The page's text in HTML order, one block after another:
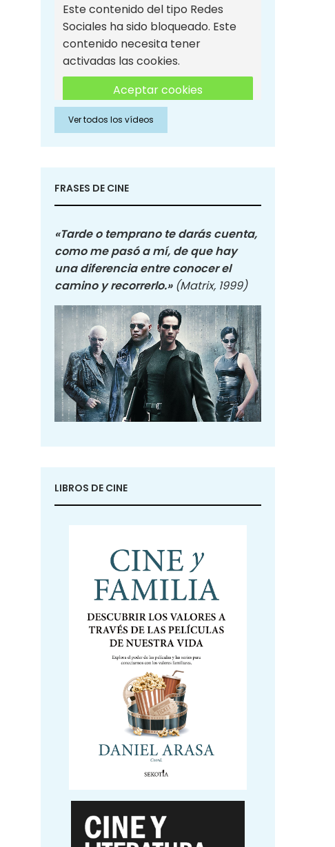
Este contenido del tipo Redes
Sociales ha sido bloqueado. Este
contenido necesita tener
activadas las cookies.
Aceptar cookies
Aceptar cookies de Redes
Sociales
Ver todos los vídeos
FRASES DE CINE
«Tarde o temprano te darás cuenta,
como me pasó a mí, de que hay
una diferencia entre conocer el
camino y recorrerlo.» (Matrix, 1999)
LIBROS DE CINE